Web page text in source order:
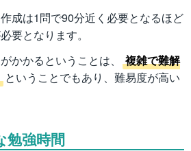
成は1問で90分近く必要となるほど
要となります。
かかるということは、
複雑で難解
ということでもあり、難易度が高い
勉強時間